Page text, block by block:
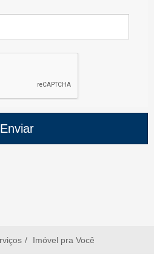
Enviar
Imóvel pra Você